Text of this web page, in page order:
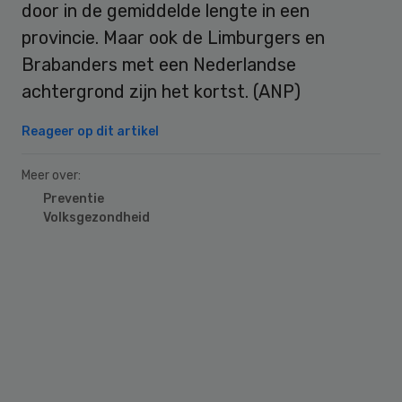
door in de gemiddelde lengte in een
provincie. Maar ook de Limburgers en
Brabanders met een Nederlandse
achtergrond zijn het kortst. (ANP)
Reageer op dit artikel
Meer over:
Preventie
Volksgezondheid